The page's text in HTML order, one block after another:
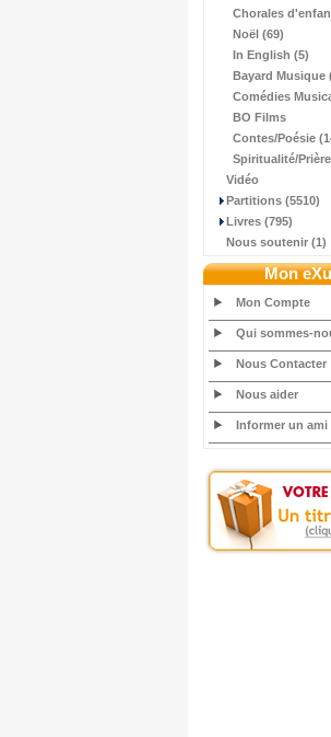
Chorales
Noël (69)
In English (5)
Bayard Musique
Comédies
BO Films
Contes/Poésie
Spiritualité/
Vidéo
Partitions (5510)
Livres (795)
Nous soutenir (1)
Mon
Mon Compte
Qui sommes-
Nous Contacter
Nous aider
Informer un ami